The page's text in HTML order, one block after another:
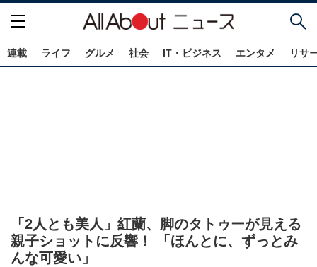
連載 ライフ グルメ 社会 IT・ビジネス エンタメ リサ
「2人とも美人」紅蘭、脚のタトゥーが見える
親子ショットに反響！ 「ほんとに、ずっとみ
んな可愛い」